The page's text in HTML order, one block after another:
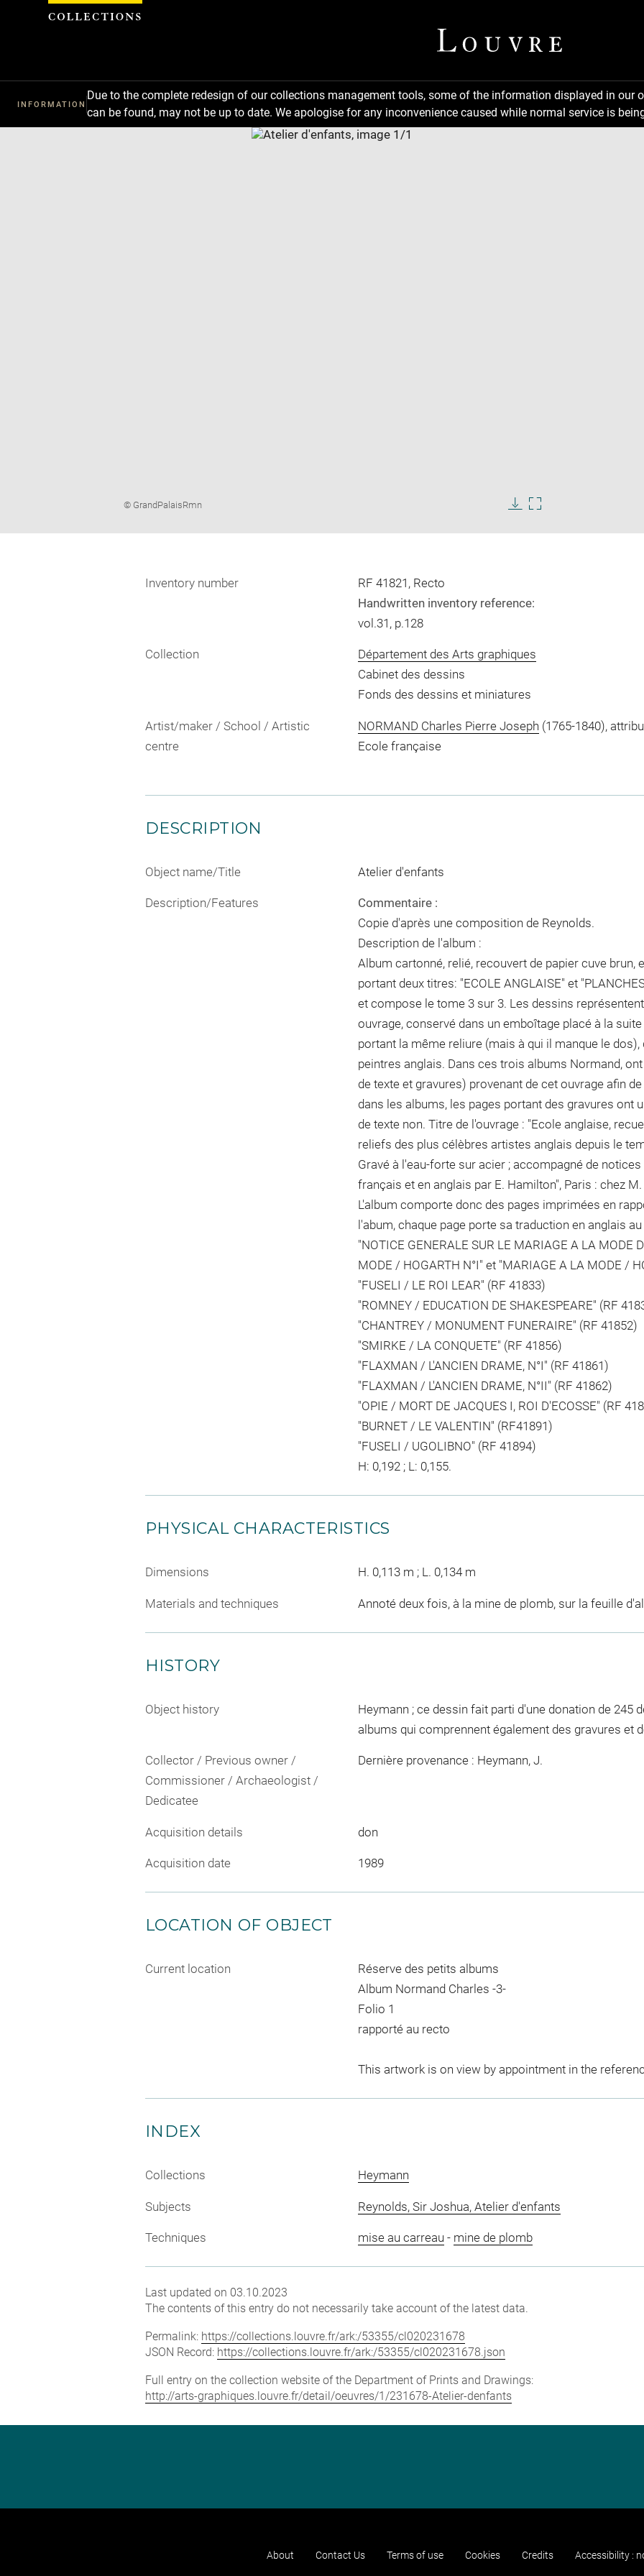
INFORMATION
Due to the complete redesign of our collections management tools, some of the information displayed in
can be found, may not be up to date. We apologise for any inconvenience caused while normal service is
new
Image
© GrandPalaisRmn
imageimage
Inventory number
RF 41821, Recto
Handwritten inventory reference:
vol.31, p.128
Collection
Département des Arts graphiques
Cabinet des dessins
Fonds des dessins et miniatures
Artist/maker / School / Artistic
centre
NORMAND Charles Pierre Joseph (1765-1840),
Ecole française
DESCRIPTION
Object name/Title Atelier d'enfants
Description/Features
Commentaire :
Copie d'après une composition de Reynolds.
Description de l'album :
Album cartonné, relié, recouvert de papier cuve brun,
portant deux titres: "ECOLE ANGLAISE" et
et compose le tome 3 sur 3. Les dessins
ouvrage, conservé dans un emboîtage placé à la
portant la même reliure (mais à qui il manque le
peintres anglais. Dans ces trois albums Normand,
de texte et gravures) provenant de cet ouvrage afin
dans les albums, les pages portant des gravures ont
de texte non. Titre de l'ouvrage : "Ecole anglaise,
reliefs des plus célèbres artistes anglais depuis le
Gravé à l'eau-forte sur acier ; accompagné de
français et en anglais par E. Hamilton", Paris : chez
L'album comporte donc des pages imprimées en
l'abum, chaque page porte sa traduction en anglais
"NOTICE GENERALE SUR LE MARIAGE A LA MODE
MODE / HOGARTH N°I" et "MARIAGE A LA MODE /
"FUSELI / LE ROI LEAR" (RF 41833)
"ROMNEY / EDUCATION DE SHAKESPEARE" (RF
"CHANTREY / MONUMENT FUNERAIRE" (RF 41852)
"SMIRKE / LA CONQUETE" (RF 41856)
"FLAXMAN / L'ANCIEN DRAME, N°I" (RF 41861)
"FLAXMAN / L'ANCIEN DRAME, N°II" (RF 41862)
"OPIE / MORT DE JACQUES I, ROI D'ECOSSE" (RF
"BURNET / LE VALENTIN" (RF41891)
"FUSELI / UGOLIBNO" (RF 41894)
H: 0,192 ; L: 0,155.
PHYSICAL CHARACTERISTICS
Dimensions H. 0,113 m ; L. 0,134 m
Materials and techniques Annoté deux fois, à la mine de plomb, sur la feuille
HISTORY
Object history
Heymann ; ce dessin fait parti d'une donation de 245
albums qui comprennent également des gravures et
Collector / Previous owner /
Commissioner / Archaeologist /
Dedicatee
Dernière provenance : Heymann, J.
Acquisition details don
Acquisition date 1989
LOCATION OF OBJECT
Current location
Réserve des petits albums
Album Normand Charles -3-
Folio 1
rapporté au recto
This artwork is on view by appointment in the
INDEX
Collections Heymann
Subjects Reynolds, Sir Joshua, Atelier d'enfants
Techniques mise au carreau - mine de plomb
Last updated on 03.10.2023
The contents of this entry do not necessarily take account of the latest data.
Permalink: https://collections.louvre.fr/ark:/53355/cl020231678
JSON Record: https://collections.louvre.fr/ark:/53355/cl020231678.json
Full entry on the collection website of the Department of Prints and Drawings:
http://arts-graphiques.louvre.fr/detail/oeuvres/1/231678-Atelier-denfants
About Contact Us Terms of use Cookies Credits Accessibility :
Cookies management panel